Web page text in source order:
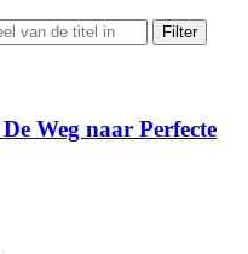
Filter
Weg naar Perfecte